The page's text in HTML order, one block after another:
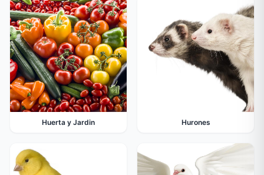
Huerta y Jardin Hurones